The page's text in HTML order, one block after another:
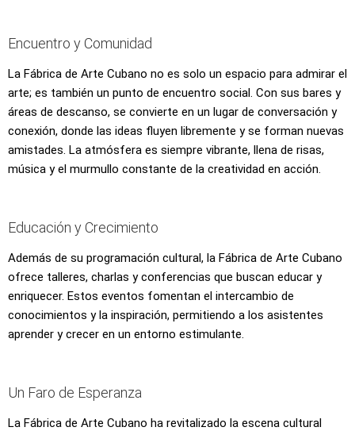
Encuentro y Comunidad
La Fábrica de Arte Cubano no es solo un espacio para admirar el
arte; es también un punto de encuentro social. Con sus bares y
áreas de descanso, se convierte en un lugar de conversación y
conexión, donde las ideas fluyen libremente y se forman nuevas
amistades. La atmósfera es siempre vibrante, llena de risas,
música y el murmullo constante de la creatividad en acción.
Educación y Crecimiento
Además de su programación cultural, la Fábrica de Arte Cubano
ofrece talleres, charlas y conferencias que buscan educar y
enriquecer. Estos eventos fomentan el intercambio de
conocimientos y la inspiración, permitiendo a los asistentes
aprender y crecer en un entorno estimulante.
Un Faro de Esperanza
La Fábrica de Arte Cubano ha revitalizado la escena cultural